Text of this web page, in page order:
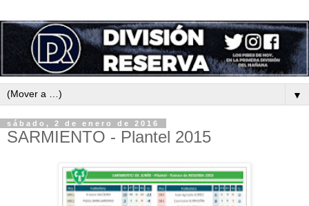
▼
sábado, 2 de enero de 2016
SARMIENTO - Plantel 2015